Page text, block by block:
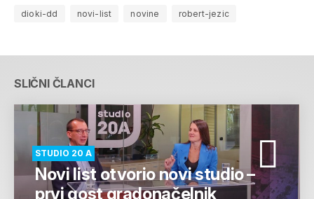
dioki-dd novi-list novine robert-jezic
SLIČNI ČLANCI
STUDIO 20 A
Novi list otvorio novi studio –
prvi gost gradonačelnik